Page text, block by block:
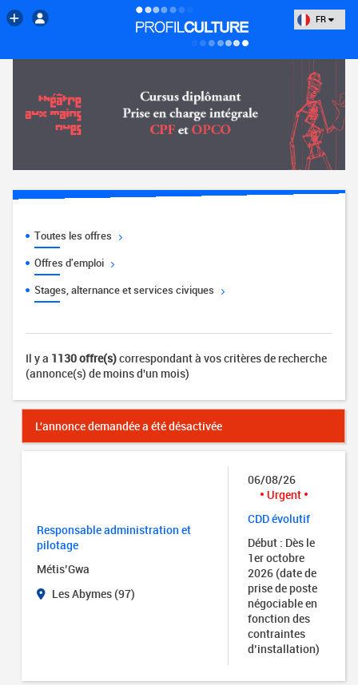
FR
Toutes les offres
Offres d'emploi
Stages, alternance et services civiques
Il y a 1130 offre(s)correspondant à vos critères de recherche
(annonce(s) de moins d'un mois)
L'annonce demandée a été désactivée
Responsable administration et
pilotage
Métis’Gwa
Les Abymes (97)
06/08/26
Urgent
CDD évolutif
Début : Dès le
1er octobre
2026 (date de
prise de poste
négociable en
fonction des
contraintes
d’installation)